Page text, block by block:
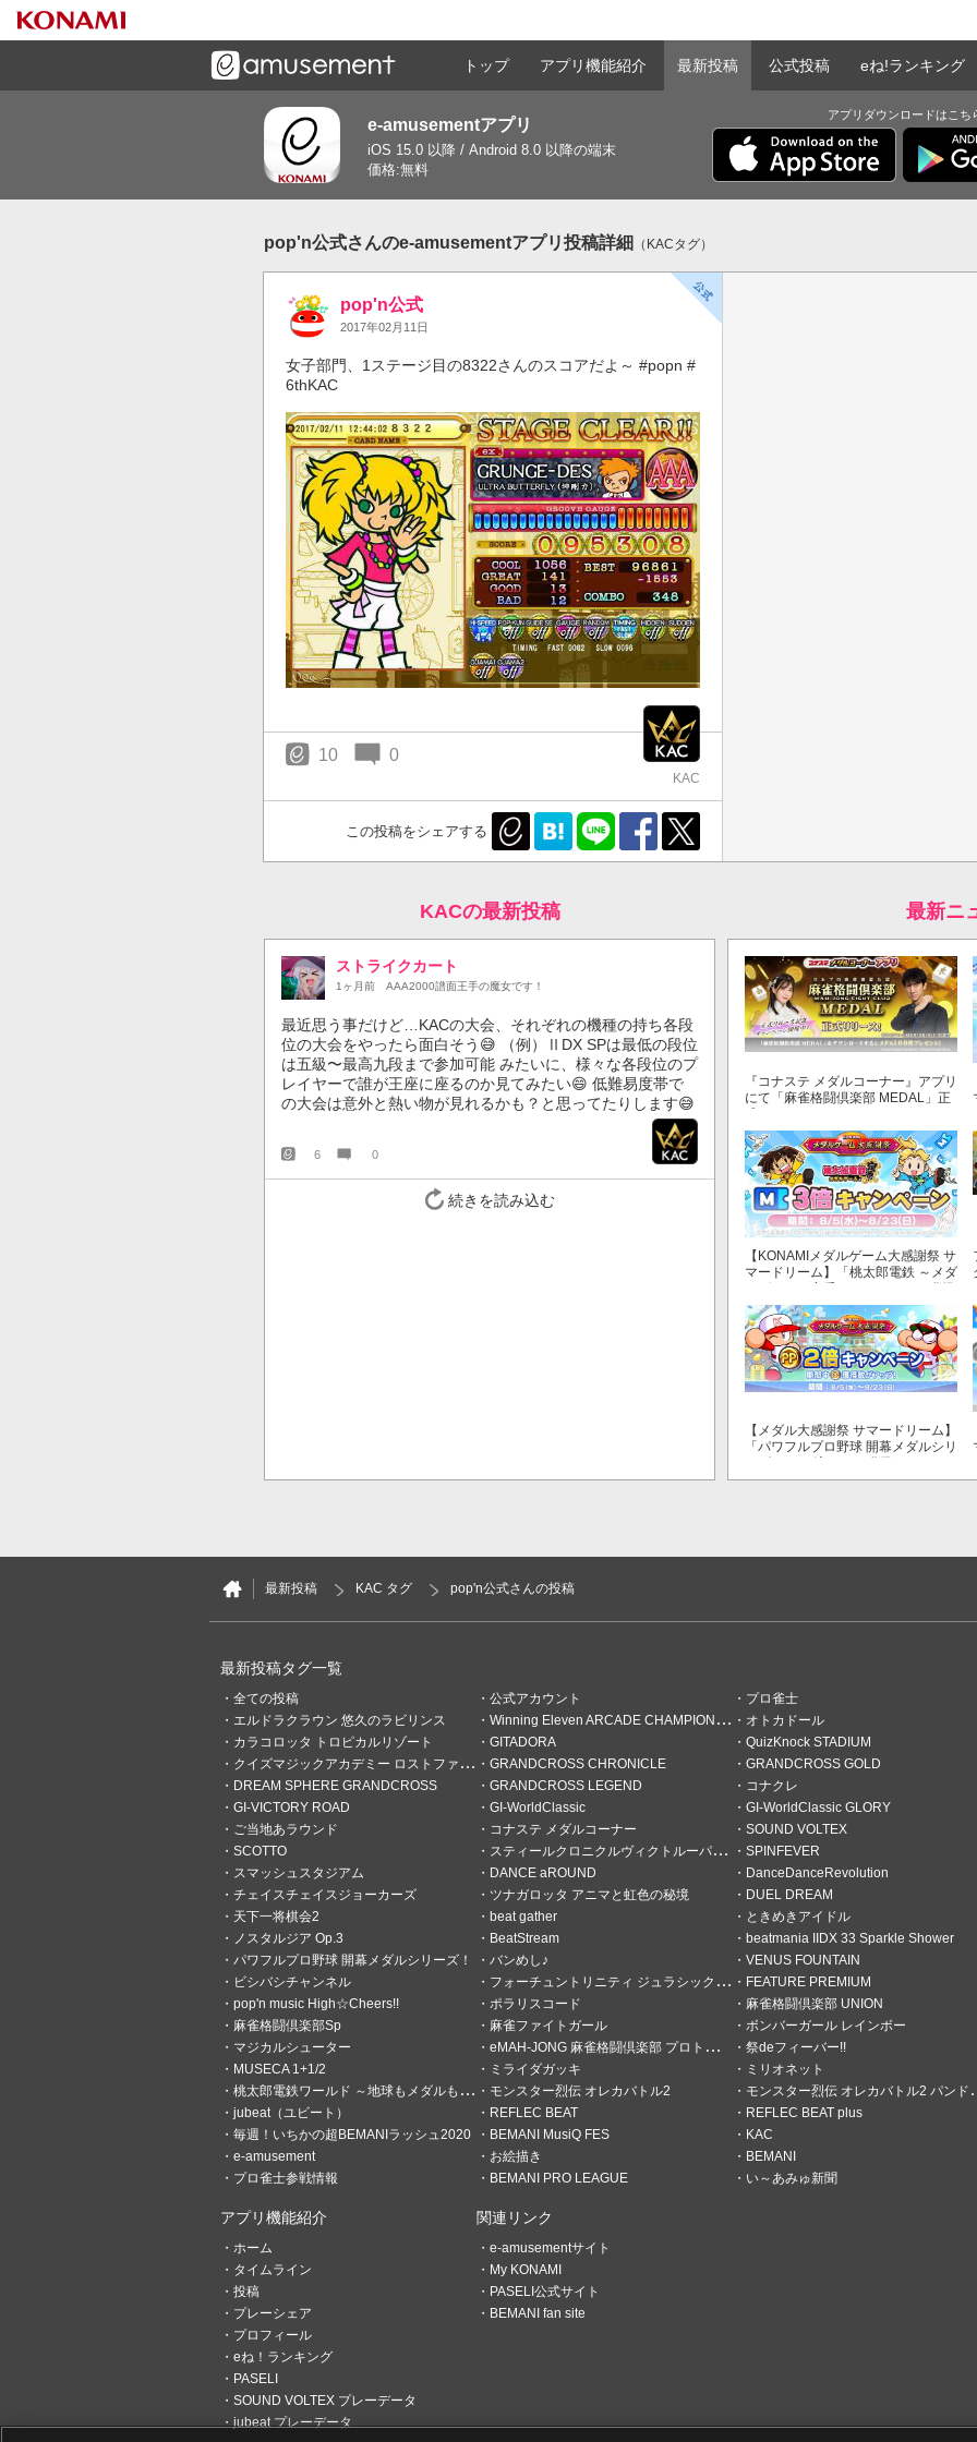
ゲームと連携したコミュニケーションアプリで
トップ アプリ機能紹介 最新投稿 公式投稿 eね!ランキング
e-amusementアプリ
iOS 15.0 以降 / Android 8.0 以降の端末
価格:無料
アプリダウンロードはこち
pop'n公式さんのe-amusementアプリ投稿詳細 （KACタグ）
pop'n公式
2017年02月11日
女子部門、1ステージ目の8322さんのスコアだよ～ #popn #
6thKAC
10 0
KAC
この投稿をシェアする
KACの最新投稿
ストライクカート
1ヶ月前 AAA2000譜面王手の魔女です！
最近思う事だけど…KACの大会、それぞれの機種の持ち各段
位の大会をやったら面白そう😅 （例）ⅡDX SPは最低の段位
は五級〜最高九段まで参加可能 みたいに、様々な各段位のプ
レイヤーで誰が王座に座るのか見てみたい😄 低難易度帯で
の大会は意外と熱い物が見れるかも？と思ってたりします😅
6 0
続きを読み込む
最新ニ
『コナステ メダルコーナー』アプリ
にて「麻雀格闘倶楽部 MEDAL」正
【KONAMIメダルゲーム大感謝祭 サ
マードリーム】「桃太郎電鉄 ～メダ
数が3倍！
【メダル大感謝祭 サマードリーム】
「パワフルプロ野球 開幕メダルシリ
が2倍！
最新投稿 KAC タグ pop'n公式さんの投稿
最新投稿タグ一覧
全ての投稿 公式アカウント
プロ雀士
エルドラクラウン 悠久のラビリンス
Winning Eleven ARCADE CHAMPIONSHIP
オトカドール
カラコロッタ トロピカルリゾート
GITADORA
QuizKnock STADIUM
クイズマジックアカデミー ロストファンタリウム
GRANDCROSS CHRONICLE
GRANDCROSS GOLD
DREAM SPHERE GRANDCROSS
GRANDCROSS LEGEND
コナクレ
GI-VICTORY ROAD
GI-WorldClassic
GI-WorldClassic GLORY
ご当地あラウンド
コナステ メダルコーナー
SOUND VOLTEX
SCOTTO
スティールクロニクルヴィクトルーパーズ
SPINFEVER
スマッシュスタジアム
DANCE aROUND
DanceDanceRevolution
チェイスチェイスジョーカーズ
ツナガロッタ アニマと虹色の秘境
DUEL DREAM
天下一将棋会2
beat gather
ときめきアイドル
ノスタルジア Op.3
BeatStream
beatmania IIDX 33 Sparkle Shower
パワフルプロ野球 開幕メダルシリーズ！
バンめし♪
VENUS FOUNTAIN
ビシバシチャンネル
フォーチュントリニティ ジュラシックトレジャー
FEATURE PREMIUM
pop'n music High☆Cheers!!
ポラリスコード
麻雀格闘倶楽部 UNION
麻雀格闘倶楽部Sp
麻雀ファイトガール
ボンバーガール レインボー
マジカルシューター
eMAH-JONG 麻雀格闘倶楽部 プロトーナメント
祭deフィーバー!!
MUSECA 1+1/2
ミライダガッキ
ミリオネット
桃太郎電鉄ワールド ～地球もメダルもまわってる！～
モンスター烈伝 オレカバトル2
モンスター烈伝 オレカバトル2 パンドラのメダル
jubeat（ユビート）
REFLEC BEAT
REFLEC BEAT plus
毎週！いちかの超BEMANIラッシュ2020
BEMANI MusiQ FES
KAC
e-amusement
お絵描き
BEMANI
プロ雀士参戦情報
BEMANI PRO LEAGUE い～あみゅ新聞
アプリ機能紹介
ホーム
タイムライン
投稿
プレーシェア
プロフィール
eね！ランキング
PASELI
SOUND VOLTEX プレーデータ
jubeat プレーデータ
関連リンク
e-amusementサイト
My KONAMI
PASELI公式サイト
BEMANI fan site